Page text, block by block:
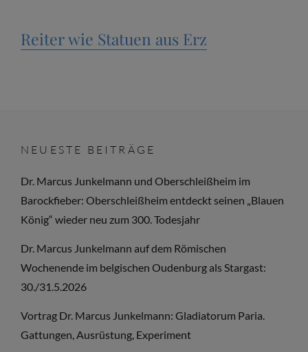
Reiter wie Statuen aus Erz
NEUESTE BEITRÄGE
Dr. Marcus Junkelmann und Oberschleißheim im
Barockfieber: Oberschleißheim entdeckt seinen „Blauen
König“ wieder neu zum 300. Todesjahr
Dr. Marcus Junkelmann auf dem Römischen
Wochenende im belgischen Oudenburg als Stargast:
30./31.5.2026
Vortrag Dr. Marcus Junkelmann: Gladiatorum Paria.
Gattungen, Ausrüstung, Experiment